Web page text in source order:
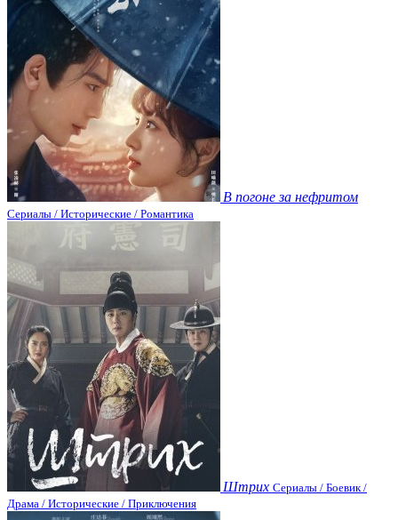
В погоне за нефритом
Сериалы / Исторические / Романтика
Штрих Сериалы / Боевик /
Драма / Исторические / Приключения